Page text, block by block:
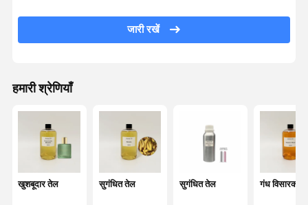
जारी रखें
हमारी श्रेणियाँ
खुशबूदार तेल सुगंधित तेल सुगंधित तेल गंध विसारक